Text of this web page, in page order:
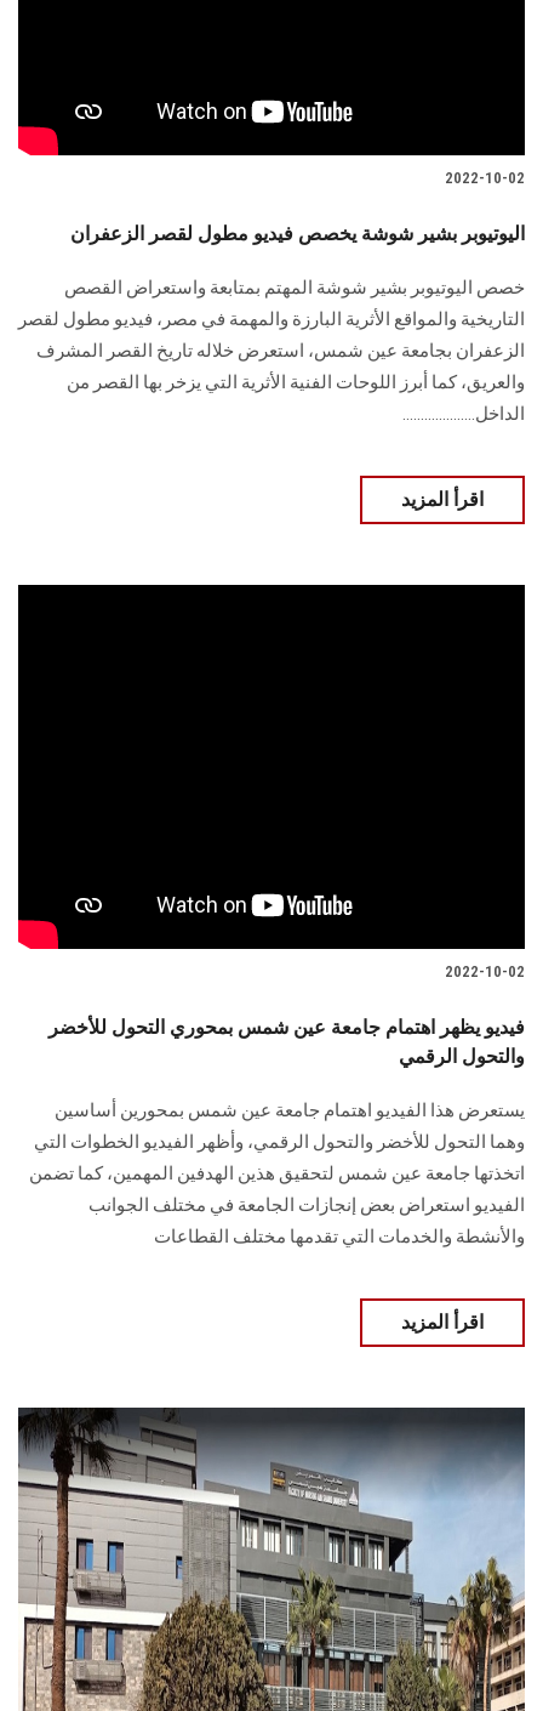
هيئة التدريس
الدراسات العليا
الخريجين
الموظفون
2022-10-02
اليوتيوبر بشير شوشة يخصص فيديو مطول لقصر الزعفران
خصص اليوتيوبر بشير شوشة المهتم بمتابعة واستعراض القصص
التاريخية والمواقع الأثرية البارزة والمهمة في مصر، فيديو مطول لقصر
الزعفران بجامعة عين شمس، استعرض خلاله تاريخ القصر المشرف
والعريق، كما أبرز اللوحات الفنية الأثرية التي يزخر بها القصر من
الداخل....................
اقرأ المزيد
2022-10-02
فيديو يظهر اهتمام جامعة عين شمس بمحوري التحول للأخضر
والتحول الرقمي
يستعرض هذا الفيديو اهتمام جامعة عين شمس بمحورين أساسين
وهما التحول للأخضر والتحول الرقمي، وأظهر الفيديو الخطوات التي
اتخذتها جامعة عين شمس لتحقيق هذين الهدفين المهمين، كما تضمن
الفيديو استعراض بعض إنجازات الجامعة في مختلف الجوانب
والأنشطة والخدمات التي تقدمها مختلف القطاعات
اقرأ المزيد